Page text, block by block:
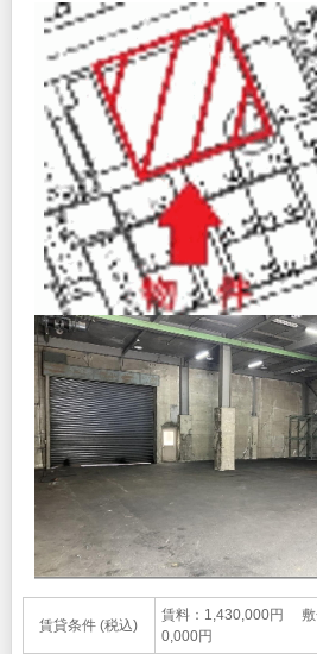
賃貸条件 (税込)
賃料：1,430,000円 敷
0,000円